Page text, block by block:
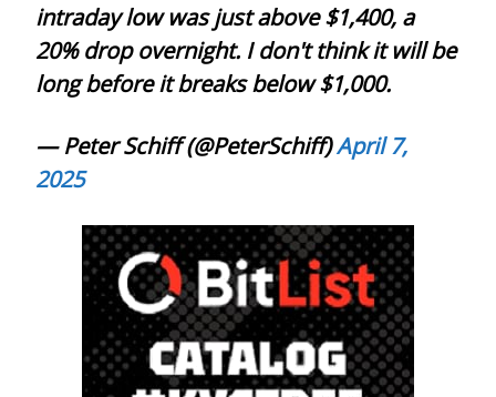
intraday low was just above $1,400, a
20% drop overnight. I don't think it will be
long before it breaks below $1,000.
— Peter Schiff (@PeterSchiff)April 7,
2025